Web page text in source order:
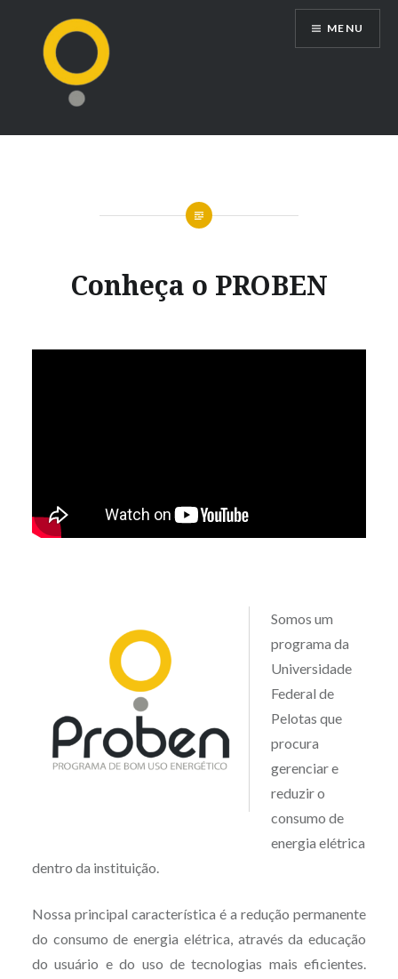
conteúdo
MENU
Conheça o PROBEN
Somos um
programa da
Universidade
Federal de
Pelotas que
procura
gerenciar e
reduzir o
consumo de
energia elétrica
dentro da instituição.
Nossa principal característica é a redução permanente
do consumo de energia elétrica, através da educação
do usuário e do uso de tecnologias mais eficientes.